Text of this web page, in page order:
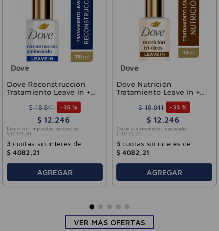
Dove
Dove Reconstrucción
Tratamiento Leave in +
Aminoácidos 110ml
$ 18.841 - 35 %
$ 12.246
Precio sin impuestos nacionales:
$ 10.121 , 20
3 cuotas sin interés de
$ 4082 21
AGREGAR
Dove
Dove Nutrición
Tratamiento Leave In +
Tri-Óleos 110 ml
$ 18.841 - 35 %
$ 12.246
Precio sin impuestos nacionales:
$ 10.121 , 20
3 cuotas sin interés de
$ 4082 21
AGREGAR
VER MÁS OFERTAS